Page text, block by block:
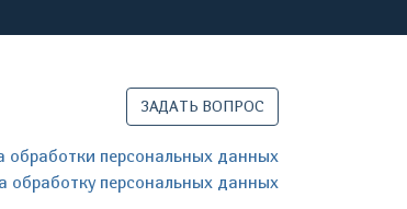
ЗАДАТЬ ВОПРОС
обработки персональных данных
обработку персональных данных